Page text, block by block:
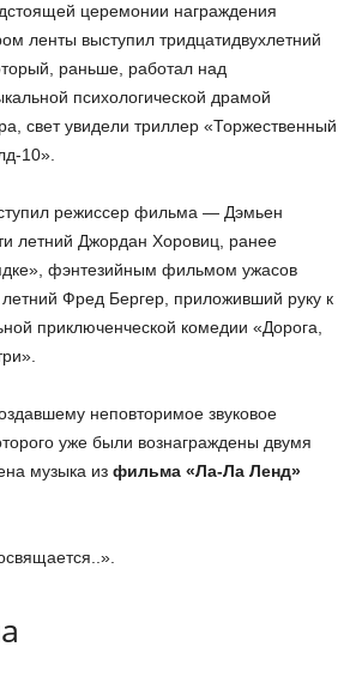
церемонии награждения
ленты выступил тридцатидвухлетний
раньше, работал над
психологической драмой
свет увидели триллер «Торжественный
10».
режиссер фильма — Дэмьен
летний Джордан Хоровиц, ранее
фэнтезийным фильмом ужасов
Фред Бергер, приложивший руку к
приключенческой комедии «Дорога,
неповторимое звуковое
уже были вознаграждены двумя
музыка из фильма «Ла-Ла Ленд»